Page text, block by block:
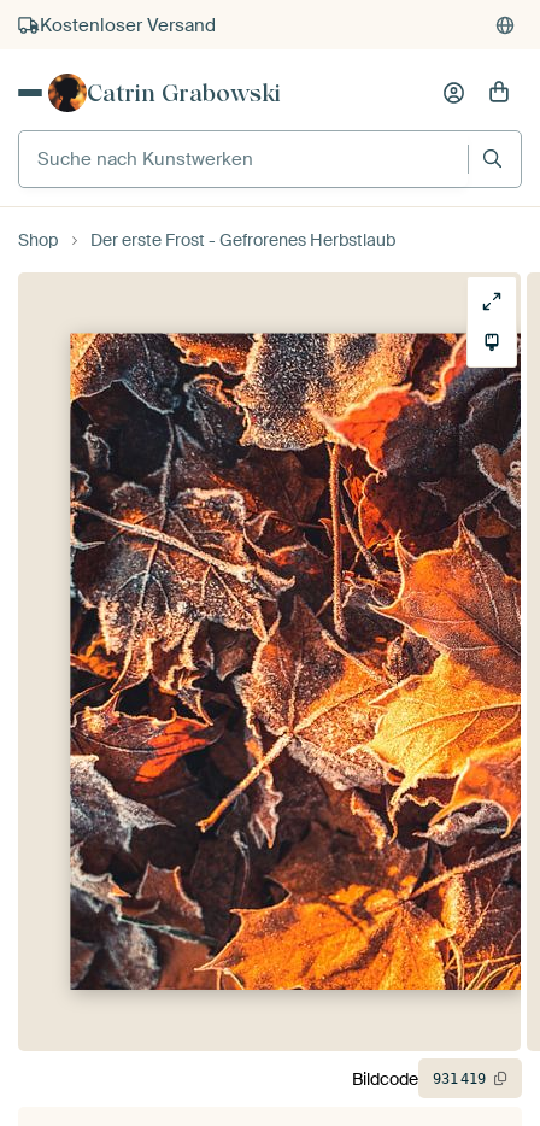
Kostenloser Versand
Individueller Druck auf Bestellung
Catrin Grabowski
Suche nach Kunstwerken
Shop Der erste Frost - Gefrorenes Herbstlaub
Bildcode 931419